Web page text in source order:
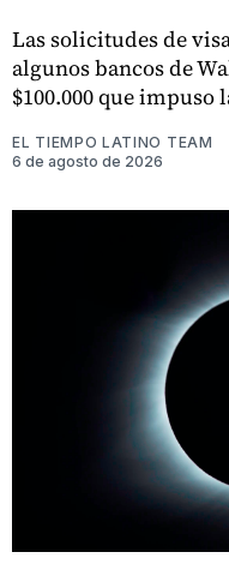
Las solicitudes de
algunos bancos de
$100.000 que
EL TIEMPO LATINO TEAM
6 de agosto de 2026